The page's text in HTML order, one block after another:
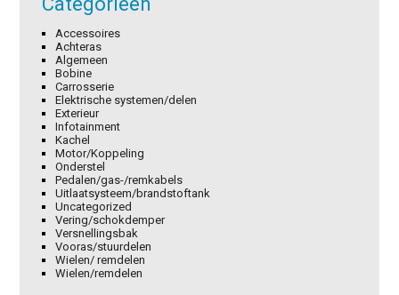
Accessoires
Achteras
Algemeen
Bobine
Carrosserie
Elektrische systemen/delen
Exterieur
Infotainment
Kachel
Motor/Koppeling
Onderstel
Pedalen/gas-/remkabels
Uitlaatsysteem/brandstoftank
Uncategorized
Vering/schokdemper
Versnellingsbak
Vooras/stuurdelen
Wielen/ remdelen
Wielen/remdelen